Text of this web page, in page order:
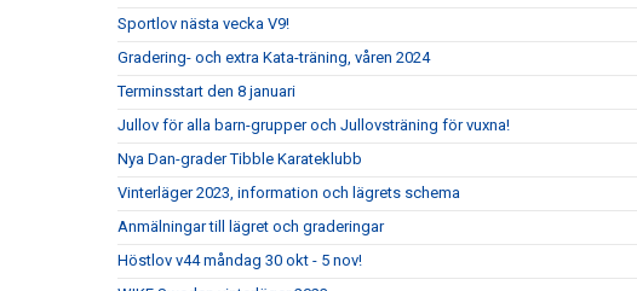
Sportlov nästa vecka V9!
Gradering- och extra Kata-träning, våren 2024
Terminsstart den 8 januari
Jullov för alla barn-grupper och Jullovsträning för vuxna!
Nya Dan-grader Tibble Karateklubb
Vinterläger 2023, information och lägrets schema
Anmälningar till lägret och graderingar
Höstlov v44 måndag 30 okt - 5 nov!